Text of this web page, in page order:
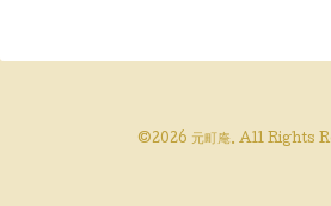
©2026 元町庵. All Rights